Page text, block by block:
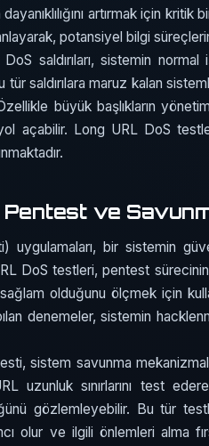
artırmak için kritik
potansiyel bilgi
saldırıları, sistemin
tür saldırılara maruz kalan
büyük başlıkların
açabilir. Long URL DoS
ve
uygulamaları, bir sistemin
DoS testleri, pentest
olduğunu ölçmek için
denemeler, sistemin
sistem savunma
uzunluk sınırlarını test
gözlemleyebilir. Bu tür
olur ve ilgili önlemleri alma